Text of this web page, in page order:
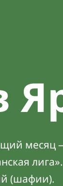
месяц
(шафии).